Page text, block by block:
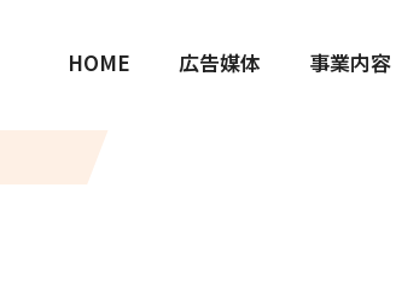
HOME 広告媒体 事業内容